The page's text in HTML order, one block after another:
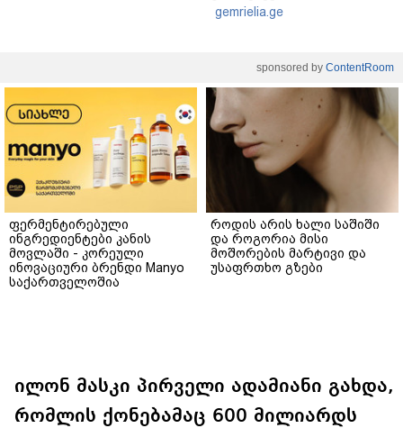
gemrielia.ge
sponsored by ContentRoom
ფერმენტირებული
ინგრედიენტები კანის
მოვლაში - კორეული
ინოვაციური ბრენდი Manyo
საქართველოშია
როდის არის ხალი საშიში
და როგორია მისი
მოშორების მარტივი და
უსაფრთხო გზები
ილონ მასკი პირველი ადამიანი გახდა,
რომლის ქონებამაც 600 მილიარდს